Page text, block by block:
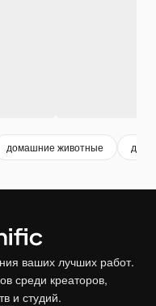
домашние животные
ваших лучших работ.
среди креаторов,
и студий.